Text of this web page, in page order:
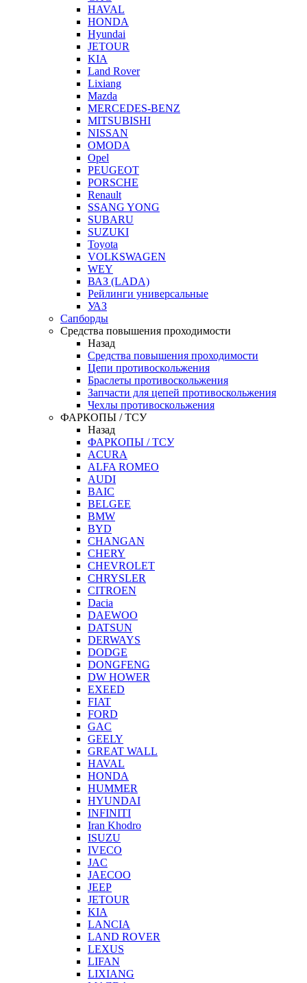
HAVAL
HONDA
Hyundai
JETOUR
KIA
Land Rover
Lixiang
Mazda
MERCEDES-BENZ
MITSUBISHI
NISSAN
OMODA
Opel
PEUGEOT
PORSCHE
Renault
SSANG YONG
SUBARU
SUZUKI
Toyota
VOLKSWAGEN
WEY
ВАЗ (LADA)
Рейлинги универсальные
УАЗ
Сапборды
Средства повышения проходимости
Назад
Средства повышения проходимости
Цепи противоскольжения
Браслеты противоскольжения
Запчасти для цепей противоскольжения
Чехлы противоскольжения
ФАРКОПЫ / ТСУ
Назад
ФАРКОПЫ / ТСУ
ACURA
ALFA ROMEO
AUDI
BAIC
BELGEE
BMW
BYD
CHANGAN
CHERY
CHEVROLET
CHRYSLER
CITROEN
Dacia
DAEWOO
DATSUN
DERWAYS
DODGE
DONGFENG
DW HOWER
EXEED
FIAT
FORD
GAC
GEELY
GREAT WALL
HAVAL
HONDA
HUMMER
HYUNDAI
INFINITI
Iran Khodro
ISUZU
IVECO
JAC
JAECOO
JEEP
JETOUR
KIA
LANCIA
LAND ROVER
LEXUS
LIFAN
LIXIANG